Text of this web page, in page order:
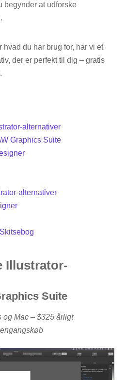
begynder at udforske
hvad du har brug for, har vi et
der er perfekt til dig – gratis
alternativer
Graphics Suite
alternativer
Illustrator-
Suite
Mac – $325 årligt